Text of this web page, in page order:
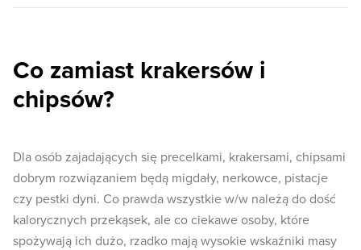
Co zamiast krakersów i
chipsów?
Dla osób zajadających się precelkami, krakersami, chipsami
dobrym rozwiązaniem będą migdały, nerkowce, pistacje
czy pestki dyni. Co prawda wszystkie w/w należą do dość
kalorycznych przekąsek, ale co ciekawe osoby, które
spożywają ich dużo, rzadko mają wysokie wskaźniki masy